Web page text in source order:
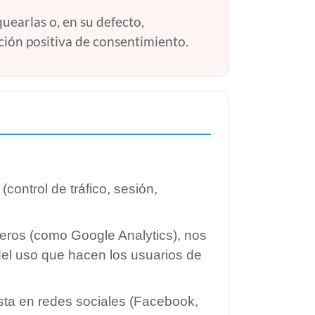
o, en su defecto,
positiva de consentimiento.
de tráfico, sesión,
(como Google Analytics), nos
uso que hacen los usuarios de
en redes sociales (Facebook,